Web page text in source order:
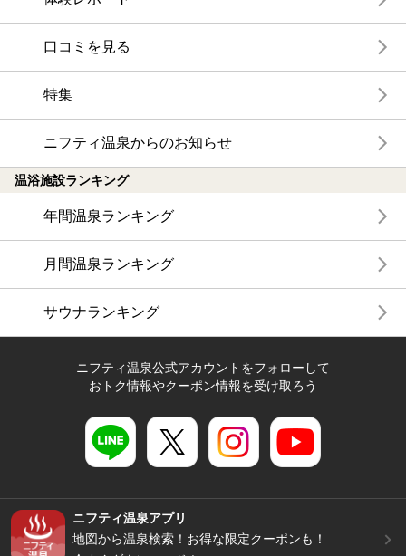
口コミを見る
特集
ニフティ温泉からのお知らせ
温浴施設ランキング
年間温泉ランキング
月間温泉ランキング
サウナランキング
ニフティ温泉公式アカウントをフォローして
おトク情報やクーポン情報を受け取ろう
ニフティ温泉アプリ
地図から温泉検索！お得な限定クーポンも！